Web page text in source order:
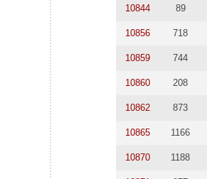
10844 89
10856 718
10859 744
10860 208
10862 873
10865 1166
10870 1188